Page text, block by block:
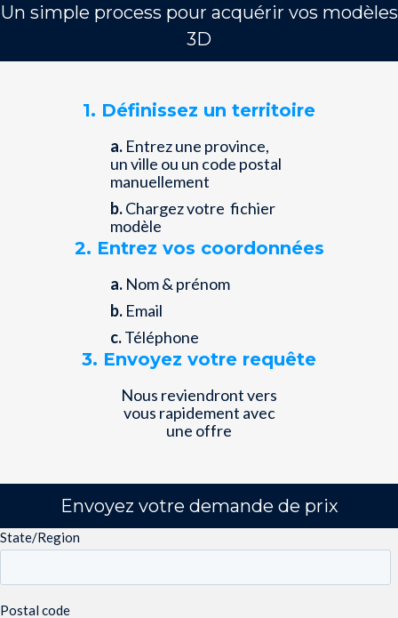
Un simple process pour acquérir vos modèles
3D
1. Définissez un territoire
a. Entrez une province,
un ville ou un code postal
manuellement
b.Chargez votre fichier
modèle
2. Entrez vos coordonnées
a. Nom & prénom
b. Email
c.Téléphone
3. Envoyez votre requête
Nous reviendront vers
vous rapidement avec
une offre
Envoyez votre demande de prix